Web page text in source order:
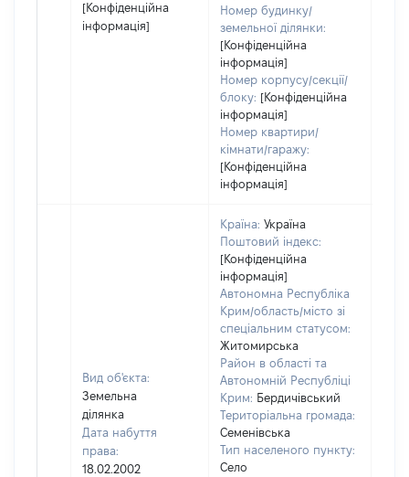
[Конфіденційна
інформація]
Номер будинку/
земельної ділянки:
[Конфіденційна
інформація]
Номер корпусу/секції/
блоку: [Конфіденційна
інформація]
Номер квартири/
кімнати/гаражу:
[Конфіденційна
інформація]
Вид об'єкта:
Земельна
ділянка
Дата набуття
права:
18.02.2002
Країна: Україна
Поштовий індекс:
[Конфіденційна
інформація]
Автономна Республіка
Крим/область/місто зі
спеціальним статусом:
Житомирська
Район в області та
Автономній Республіці
Крим: Бердичівський
Територіальна громада:
Семенівська
Тип населеного пункту:
Село